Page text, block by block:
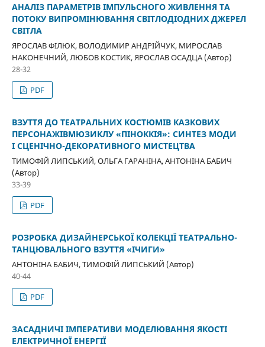
АНАЛІЗ ПАРАМЕТРІВ ІМПУЛЬСНОГО ЖИВЛЕННЯ ТА
ПОТОКУ ВИПРОМІНЮВАННЯ СВІТЛОДІОДНИХ ДЖЕРЕЛ
СВІТЛА
ЯРОСЛАВ ФІЛЮК, ВОЛОДИМИР АНДРІЙЧУК, МИРОСЛАВ
НАКОНЕЧНИЙ, ЛЮБОВ КОСТИК, ЯРОСЛАВ ОСАДЦА (Автор)
28-32
PDF
ВЗУТТЯ ДО ТЕАТРАЛЬНИХ КОСТЮМІВ КАЗКОВИХ
ПЕРСОНАЖІВМЮЗИКЛУ «ПІНОККІЯ»: СИНТЕЗ МОДИ
І СЦЕНІЧНО-ДЕКОРАТИВНОГО МИСТЕЦТВА
ТИМОФІЙ ЛИПСЬКИЙ, ОЛЬГА ГАРАНІНА, АНТОНІНА БАБИЧ
(Автор)
33-39
PDF
РОЗРОБКА ДИЗАЙНЕРСЬКОЇ КОЛЕКЦІЇ ТЕАТРАЛЬНО-
ТАНЦЮВАЛЬНОГО ВЗУТТЯ «ІЧИГИ»
АНТОНІНА БАБИЧ, ТИМОФІЙ ЛИПСЬКИЙ (Автор)
40-44
PDF
ЗАСАДНИЧІ ІМПЕРАТИВИ МОДЕЛЮВАННЯ ЯКОСТІ
ЕЛЕКТРИЧНОЇ ЕНЕРГІЇ